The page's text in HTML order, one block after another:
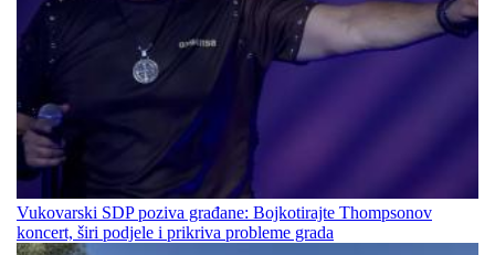
Vukovarski SDP poziva građane: Bojkotirajte Thompsonov
koncert, širi podjele i prikriva probleme grada